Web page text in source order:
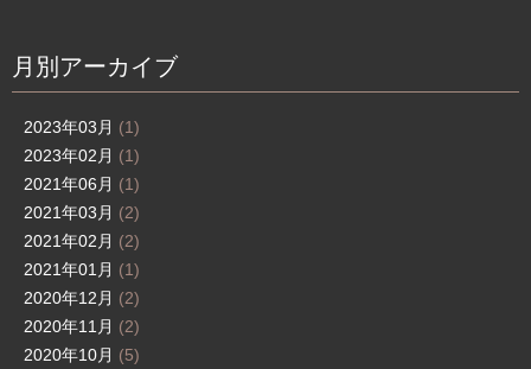
月別アーカイブ
2023年03月 (1)
2023年02月 (1)
2021年06月 (1)
2021年03月 (2)
2021年02月 (2)
2021年01月 (1)
2020年12月 (2)
2020年11月 (2)
2020年10月 (5)